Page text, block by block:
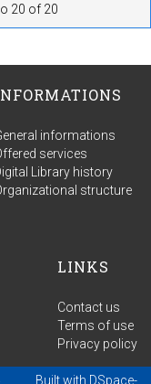
20 of 20
informations
services
Library history
structure
LINKS
Contact us
Terms of use
Privacy policy
Built with DSpace-